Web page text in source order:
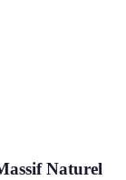
Naturel